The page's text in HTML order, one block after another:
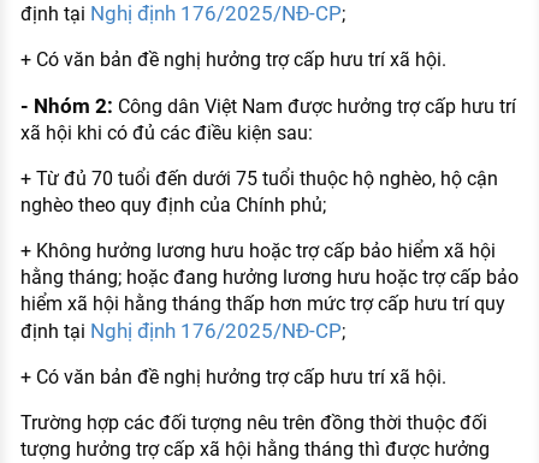
định tại Nghị định 176/2025/NĐ-CP;
+ Có văn bản đề nghị hưởng trợ cấp hưu trí xã hội.
- Nhóm 2: Công dân Việt Nam được hưởng trợ cấp hưu trí
xã hội khi có đủ các điều kiện sau:
+ Từ đủ 70 tuổi đến dưới 75 tuổi thuộc hộ nghèo, hộ cận
nghèo theo quy định của Chính phủ;
+ Không hưởng lương hưu hoặc trợ cấp bảo hiểm xã hội
hằng tháng; hoặc đang hưởng lương hưu hoặc trợ cấp bảo
hiểm xã hội hằng tháng thấp hơn mức trợ cấp hưu trí quy
định tại Nghị định 176/2025/NĐ-CP;
+ Có văn bản đề nghị hưởng trợ cấp hưu trí xã hội.
Trường hợp các đối tượng nêu trên đồng thời thuộc đối
tượng hưởng trợ cấp xã hội hằng tháng thì được hưởng